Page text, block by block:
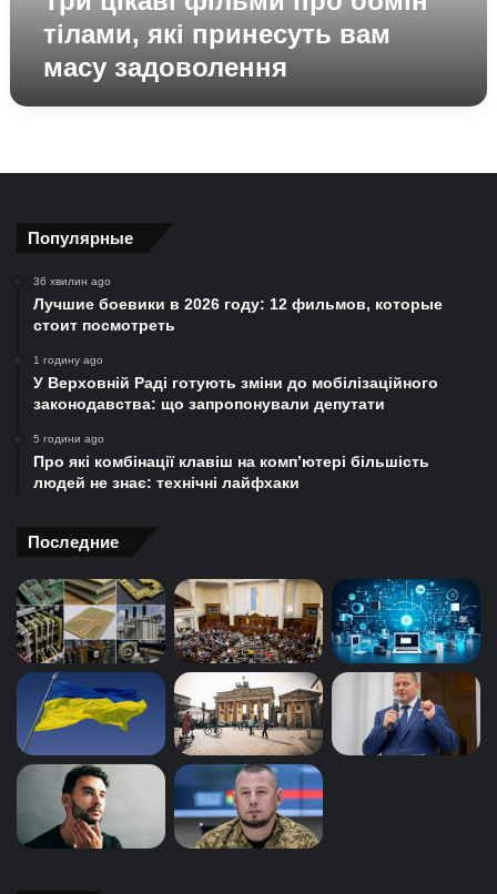
задоволення
тілами, які принесуть вам
масу задоволення
Популярные
36 хвилин ago
Лучшие боевики в 2026 году: 12 фильмов, которые
стоит посмотреть
1 годину ago
У Верховній Раді готують зміни до мобілізаційного
законодавства: що запропонували депутати
5 години ago
Про які комбінації клавіш на комп’ютері більшість
людей не знає: технічні лайфхаки
Последние